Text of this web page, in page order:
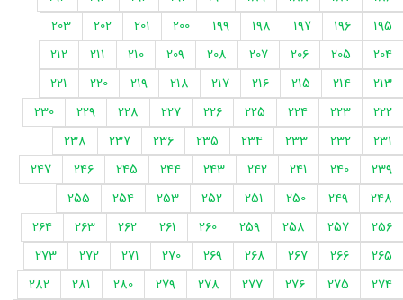
195
196
197
198
199
200
201
202
203
204
205
206
207
208
209
210
211
212
213
214
215
216
217
218
219
220
221
222
223
224
225
226
227
228
229
230
231
232
233
234
235
236
237
238
239
240
241
242
243
244
245
246
247
248
249
250
251
252
253
254
255
256
257
258
259
260
261
262
263
264
265
266
267
268
269
270
271
272
273
274
275
276
277
278
279
280
281
282